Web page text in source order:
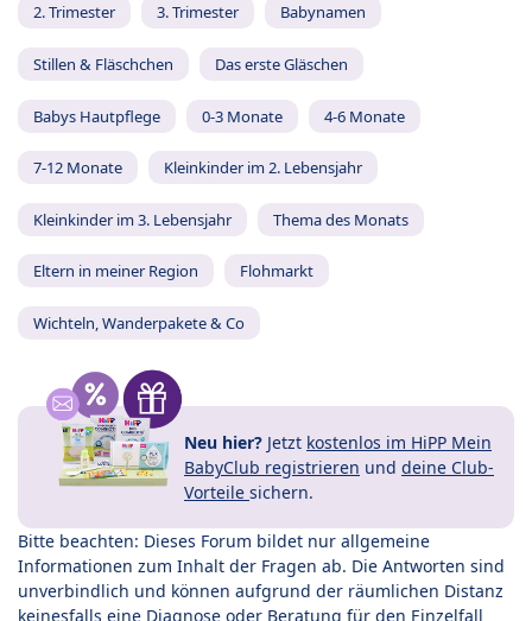
2. Trimester 3. Trimester Babynamen
Stillen & Fläschchen Das erste Gläschen
Babys Hautpflege 0-3 Monate 4-6 Monate
7-12 Monate Kleinkinder im 2. Lebensjahr
Kleinkinder im 3. Lebensjahr Thema des Monats
Eltern in meiner Region Flohmarkt
Wichteln, Wanderpakete & Co
Neu hier? Jetzt kostenlos im HiPP Mein
BabyClub registrieren und deine Club-
Vorteile sichern.
Bitte beachten: Dieses Forum bildet nur allgemeine
Informationen zum Inhalt der Fragen ab. Die Antworten sind
unverbindlich und können aufgrund der räumlichen Distanz
keinesfalls eine Diagnose oder Beratung für den Einzelfall